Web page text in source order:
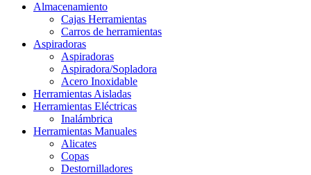
Almacenamiento
Cajas Herramientas
Carros de herramientas
Aspiradoras
Aspiradoras
Aspiradora/Sopladora
Acero Inoxidable
Herramientas Aisladas
Herramientas Eléctricas
Inalámbrica
Herramientas Manuales
Alicates
Copas
Destornilladores